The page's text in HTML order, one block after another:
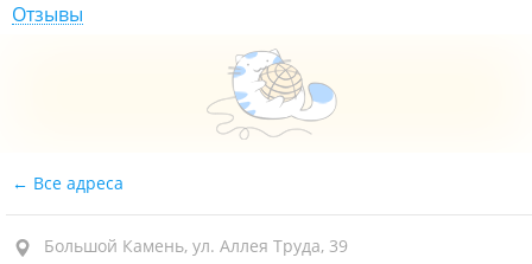
Отзывы
Все адреса
Большой Камень, ул. Аллея Труда, 39